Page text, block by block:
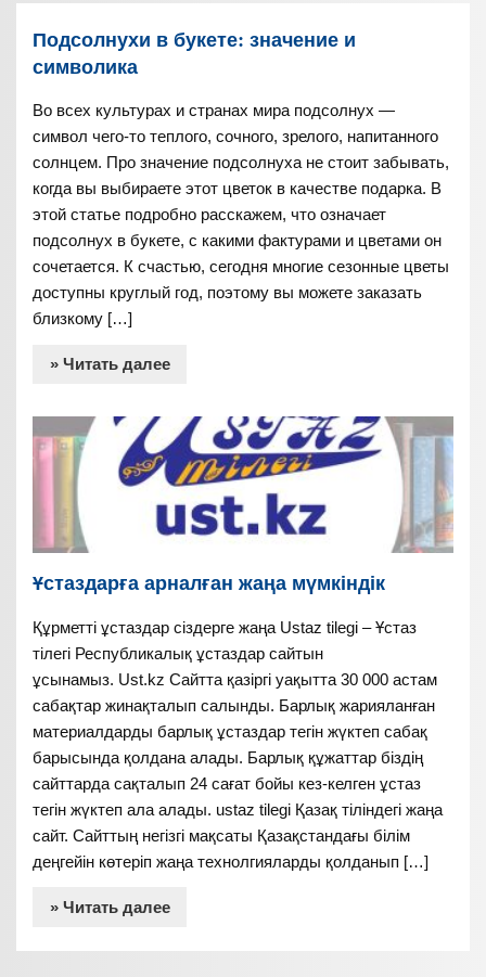
Подсолнухи в букете: значение и
символика
Во всех культурах и странах мира подсолнух —
символ чего-то теплого, сочного, зрелого, напитанного
солнцем. Про значение подсолнуха не стоит забывать,
когда вы выбираете этот цветок в качестве подарка. В
этой статье подробно расскажем, что означает
подсолнух в букете, с какими фактурами и цветами он
сочетается. К счастью, сегодня многие сезонные цветы
доступны круглый год, поэтому вы можете заказать
близкому […]
» Читать далее
Ұстаздарға арналған жаңа мүмкіндік
Құрметті ұстаздар сіздерге жаңа Ustaz tilegi – Ұстаз
тілегі Республикалық ұстаздар сайтын
ұсынамыз. Ust.kz Сайтта қазіргі уақытта 30 000 астам
сабақтар жинақталып салынды. Барлық жарияланған
материалдарды барлық ұстаздар тегін жүктеп сабақ
барысында қолдана алады. Барлық құжаттар біздің
сайттарда сақталып 24 сағат бойы кез-келген ұстаз
тегін жүктеп ала алады. ustaz tilegi Қазақ тіліндегі жаңа
сайт. Сайттың негізгі мақсаты Қазақстандағы білім
деңгейін көтеріп жаңа технолгияларды қолданып […]
» Читать далее